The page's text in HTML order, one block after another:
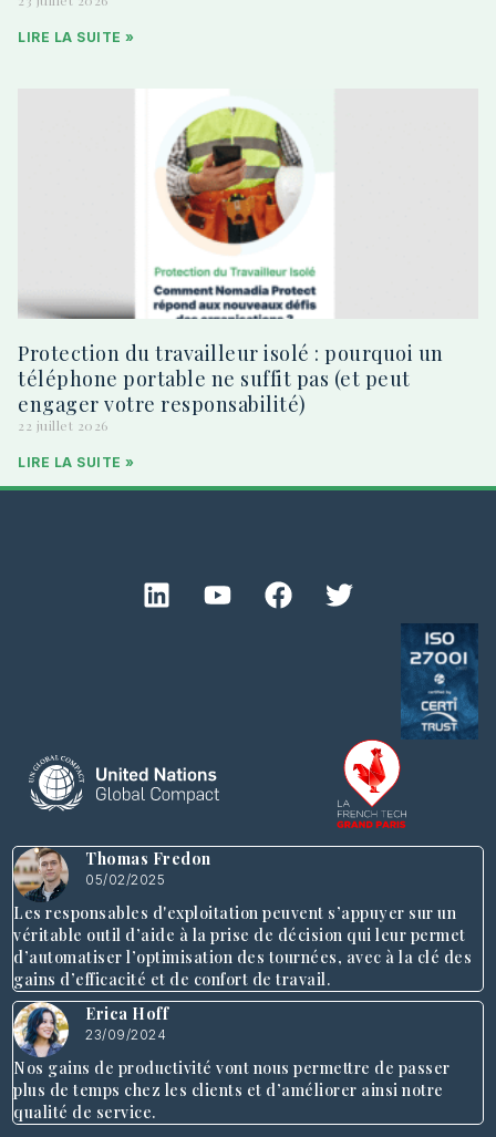
LIRE LA SUITE »
Protection du travailleur isolé : pourquoi un
téléphone portable ne suffit pas (et peut
engager votre responsabilité)
22 juillet 2026
LIRE LA SUITE »
Thomas Fredon
05/02/2025
Les responsables d'exploitation peuvent s’appuyer sur un
véritable outil d’aide à la prise de décision qui leur permet
d’automatiser l’optimisation des tournées, avec à la clé des
gains d’efficacité et de confort de travail.
Erica Hoff
23/09/2024
Nos gains de productivité vont nous permettre de passer
plus de temps chez les clients et d’améliorer ainsi notre
qualité de service.